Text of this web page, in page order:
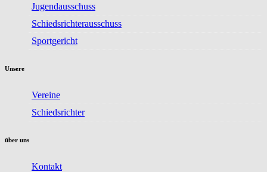
Jugendausschuss
Schiedsrichterausschuss
Sportgericht
Unsere
Vereine
Schiedsrichter
über uns
Kontakt